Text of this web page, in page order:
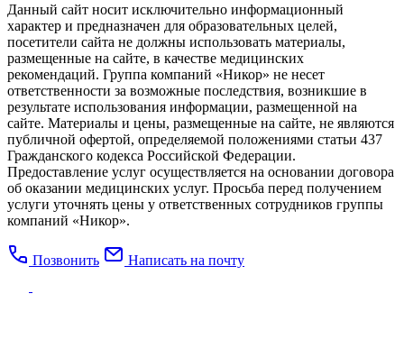
Данный сайт носит исключительно информационный
характер и предназначен для образовательных целей,
посетители сайта не должны использовать материалы,
размещенные на сайте, в качестве медицинских
рекомендаций. Группа компаний «Никор» не несет
ответственности за возможные последствия, возникшие в
результате использования информации, размещенной на
сайте. Материалы и цены, размещенные на сайте, не являются
публичной офертой, определяемой положениями статьи 437
Гражданского кодекса Российской Федерации.
Предоставление услуг осуществляется на основании договора
об оказании медицинских услуг. Просьба перед получением
услуги уточнять цены у ответственных сотрудников группы
компаний «Никор».
Позвонить Написать на почту